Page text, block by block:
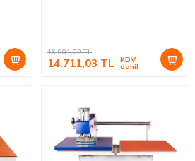
16.901,02TL
14.711,03 TL KDV
dahil